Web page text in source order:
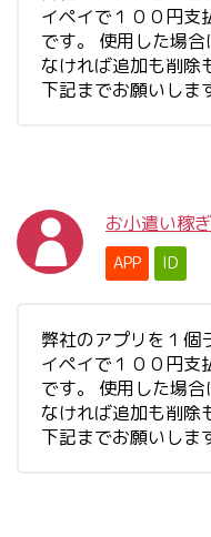
イペイで１００円支
です。 使用した場
なければ追加も削除
下記までお願いしま
お小遣い稼ぎ
APP ID
弊社のアプリを１個
イペイで１００円支
です。 使用した場
なければ追加も削除
下記までお願いしま